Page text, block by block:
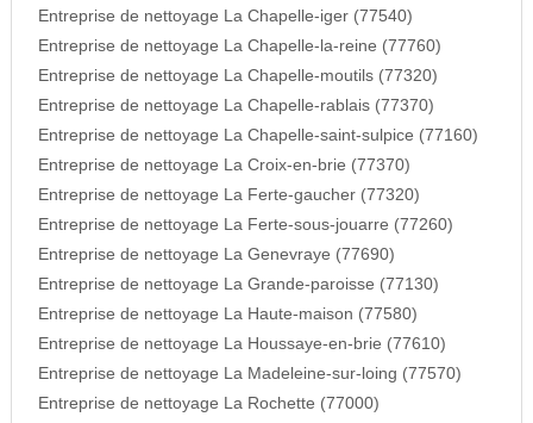
Entreprise de nettoyage La Chapelle-iger (77540)
Entreprise de nettoyage La Chapelle-la-reine (77760)
Entreprise de nettoyage La Chapelle-moutils (77320)
Entreprise de nettoyage La Chapelle-rablais (77370)
Entreprise de nettoyage La Chapelle-saint-sulpice (77160)
Entreprise de nettoyage La Croix-en-brie (77370)
Entreprise de nettoyage La Ferte-gaucher (77320)
Entreprise de nettoyage La Ferte-sous-jouarre (77260)
Entreprise de nettoyage La Genevraye (77690)
Entreprise de nettoyage La Grande-paroisse (77130)
Entreprise de nettoyage La Haute-maison (77580)
Entreprise de nettoyage La Houssaye-en-brie (77610)
Entreprise de nettoyage La Madeleine-sur-loing (77570)
Entreprise de nettoyage La Rochette (77000)